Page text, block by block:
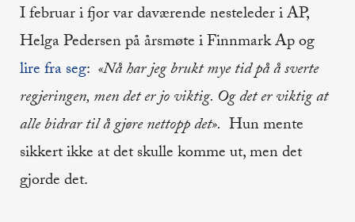
I februar i fjor var daværende nesteleder i AP,
Helga Pedersen på årsmøte i Finnmark Ap og
lire fra seg: «Nå har jeg brukt mye tid på å sverte
regjeringen, men det er jo viktig. Og det er viktig at
alle bidrar til å gjøre nettopp det». Hun mente
sikkert ikke at det skulle komme ut, men det
gjorde det.